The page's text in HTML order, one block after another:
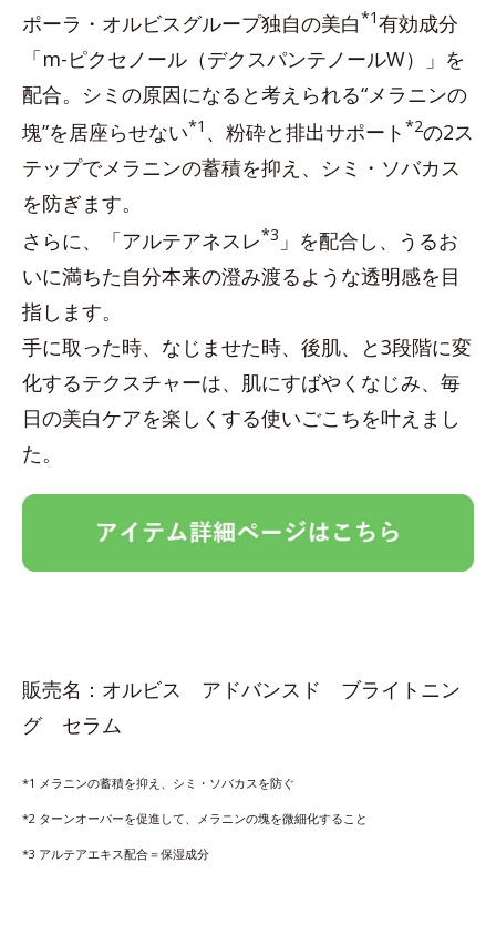
ポーラ・オルビスグループ独自の美白*1有効成分
「m-ピクセノール（デクスパンテノールW）」を
配合。シミの原因になると考えられる“メラニンの
塊”を居座らせない*1 、粉砕と排出サポート *2の2ス
テップでメラニンの蓄積を抑え、シミ・ソバカス
を防ぎます。
さらに、「アルテアネスレ*3 」を配合し、うるお
いに満ちた自分本来の澄み渡るような透明感を目
指します。
手に取った時、なじませた時、後肌、と3段階に変
化するテクスチャーは、肌にすばやくなじみ、毎
日の美白ケアを楽しくする使いごこちを叶えまし
た。
販売名：オルビス アドバンスド ブライトニン
グ セラム
*1 メラニンの蓄積を抑え、シミ・ソバカスを防ぐ
*2 ターンオーバーを促進して、メラニンの塊を微細化すること
*3 アルテアエキス配合＝保湿成分